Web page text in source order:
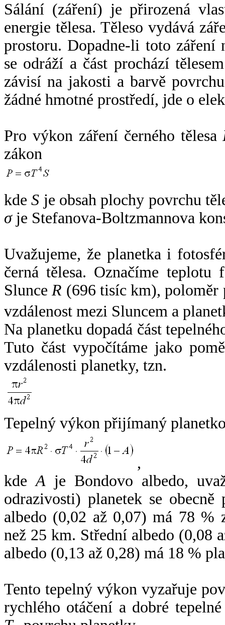
Sálání (záření) je přirozená
energie tělesa. Těleso vydává
prostoru. Dopadne-li toto záření
se odráží a část prochází
závisí na jakosti a barvě
žádné hmotné prostředí, jde o
Pro výkon záření černého tělesa
zákon
kdeS je obsah plochy povrchu
σje Stefanova-Boltzmannova
Uvažujeme, že planetka i
černá tělesa. Označíme
SlunceR (696 tisíc km),
vzdálenost mezi Sluncem a
Na planetku dopadá část
Tuto část vypočítáme jako
vzdálenosti planetky, tzn.
Tepelný výkon přijímaný
,
kdeA je Bondovo albedo,
odrazivosti) planetek se
albedo (0,02 až 0,07) má 78 %
než 25 km. Střední albedo (0,08
albedo (0,13 až 0,28) má 18 %
Tento tepelný výkon vyzařuje
rychlého otáčení a dobré